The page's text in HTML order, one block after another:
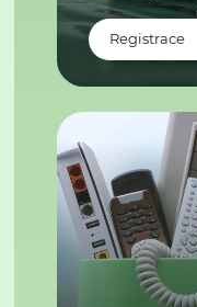
Registrace